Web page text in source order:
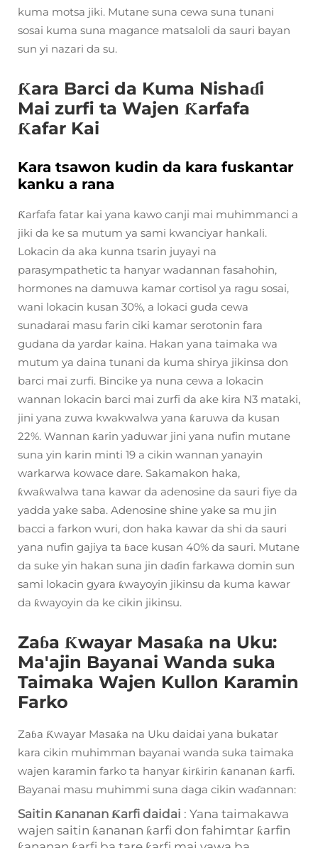
kuma motsa jiki. Mutane suna cewa suna tunani
sosai kuma suna magance matsaloli da sauri bayan
sun yi nazari da su.
Ƙara Barci da Kuma Nishaɗi
Mai zurfi ta Wajen Ƙarfafa
Ƙafar Kai
Kara tsawon kudin da kara fuskantar
kanku a rana
Ƙarfafa fatar kai yana kawo canji mai muhimmanci a
jiki da ke sa mutum ya sami kwanciyar hankali.
Lokacin da aka kunna tsarin juyayi na
parasympathetic ta hanyar wadannan fasahohin,
hormones na damuwa kamar cortisol ya ragu sosai,
wani lokacin kusan 30%, a lokaci guda cewa
sunadarai masu farin ciki kamar serotonin fara
gudana da yardar kaina. Hakan yana taimaka wa
mutum ya daina tunani da kuma shirya jikinsa don
barci mai zurfi. Bincike ya nuna cewa a lokacin
wannan lokacin barci mai zurfi da ake kira N3 mataki,
jini yana zuwa kwakwalwa yana ƙaruwa da kusan
22%. Wannan ƙarin yaduwar jini yana nufin mutane
suna yin karin minti 19 a cikin wannan yanayin
warkarwa kowace dare. Sakamakon haka,
ƙwaƙwalwa tana kawar da adenosine da sauri fiye da
yadda yake saba. Adenosine shine yake sa mu jin
bacci a farkon wuri, don haka kawar da shi da sauri
yana nufin gajiya ta ɓace kusan 40% da sauri. Mutane
da suke yin hakan suna jin daɗin farkawa domin sun
sami lokacin gyara ƙwayoyin jikinsu da kuma kawar
da ƙwayoyin da ke cikin jikinsu.
Zaɓa Ƙwayar Masaƙa na Uku:
Ma'ajin Bayanai Wanda suka
Taimaka Wajen Kullon Karamin
Farko
Zaɓa Ƙwayar Masaƙa na Uku daidai yana bukatar
kara cikin muhimman bayanai wanda suka taimaka
wajen karamin farko ta hanyar ƙirƙirin ƙananan ƙarfi.
Bayanai masu muhimmi suna daga cikin waɗannan:
Saitin Ƙananan Ƙarfi daidai : Yana taimakawa
wajen saitin ƙananan ƙarfi don fahimtar ƙarfin